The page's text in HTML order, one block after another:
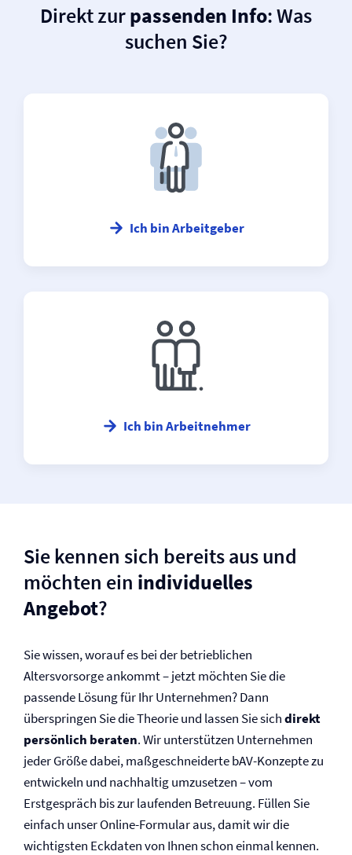
Direkt zurpassenden Info: Was
suchen Sie?
Ich bin Arbeitgeber
Ich bin Arbeitnehmer
Sie kennen sich bereits aus und
möchten ein individuelles
Angebot?
Sie wissen, worauf es bei der betrieblichen
Altersvorsorge ankommt – jetzt möchten Sie die
passende Lösung für Ihr Unternehmen? Dann
überspringen Sie die Theorie und lassen Sie sichdirekt
persönlich beraten. Wir unterstützen Unternehmen
jeder Größe dabei, maßgeschneiderte bAV-Konzepte zu
entwickeln und nachhaltig umzusetzen – vom
Erstgespräch bis zur laufenden Betreuung. Füllen Sie
einfach unser Online-Formular aus, damit wir die
wichtigsten Eckdaten von Ihnen schon einmal kennen.